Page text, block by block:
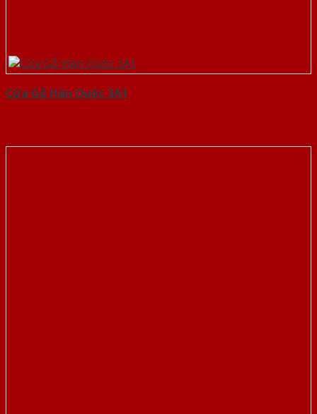
Cửa Gỗ Hàn Quốc 3A1